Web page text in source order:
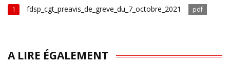
1 fdsp_cgt_preavis_de_greve_du_7_octobre_2021 pdf
A LIRE ÉGALEMENT